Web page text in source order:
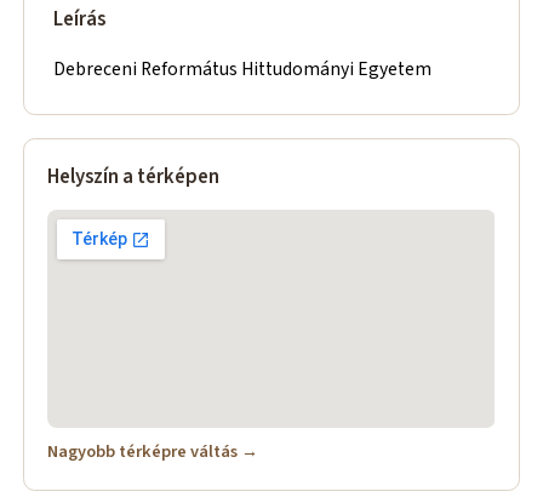
Leírás
Debreceni Református Hittudományi Egyetem
Helyszín a térképen
Nagyobb térképre váltás →